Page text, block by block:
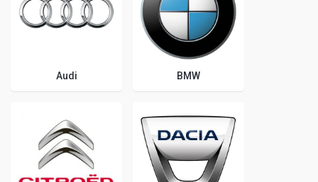
Audi BMW